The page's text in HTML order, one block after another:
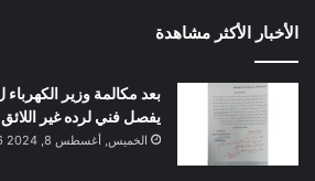
الأخبار الأكثر مشاهدة
يفصل فني لرده غير اللائق
الخميس, أغسطس 8, 2024 8:36 م